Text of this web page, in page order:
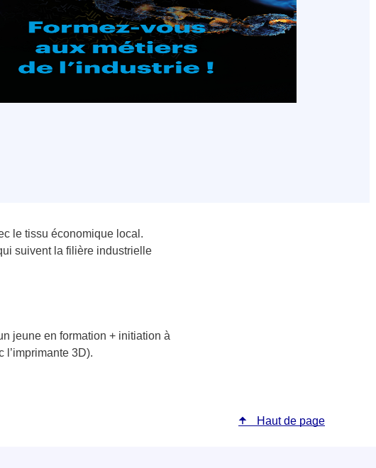
le tissu économique local.
suivent la filière industrielle
jeune en formation + initiation à
l’imprimante 3D).
Haut de page